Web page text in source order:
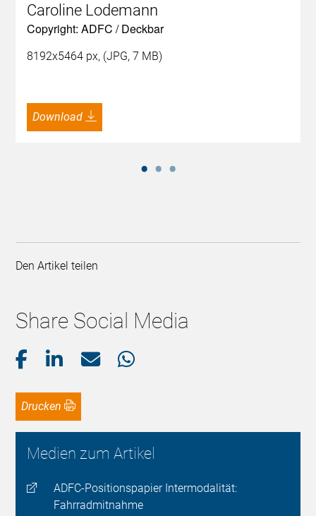
Caroline Lodemann
Copyright: ADFC / Deckbar
8192x5464 px, (JPG, 7 MB)
Download
Den Artikel teilen
Share Social Media
Drucken
Medien zum Artikel
ADFC-Positionspapier Intermodalität:
Fahrradmitnahme